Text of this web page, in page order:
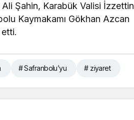
Ali Şahin, Karabük Valisi İzzettin
Kaymakamı Gökhan Azcan
# Safranbolu’yu # ziyaret